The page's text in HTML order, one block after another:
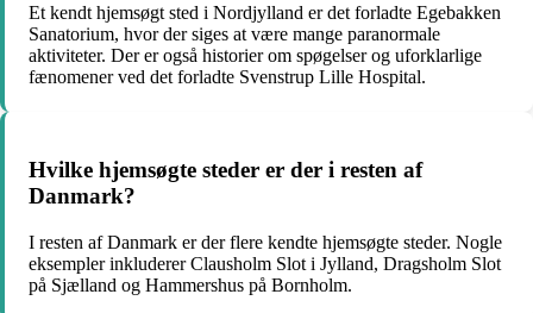
Et kendt hjemsøgt sted i Nordjylland er det forladte Egebakken
Sanatorium, hvor der siges at være mange paranormale
aktiviteter. Der er også historier om spøgelser og uforklarlige
fænomener ved det forladte Svenstrup Lille Hospital.
Hvilke hjemsøgte steder er der i resten af
Danmark?
I resten af Danmark er der flere kendte hjemsøgte steder. Nogle
eksempler inkluderer Clausholm Slot i Jylland, Dragsholm Slot
på Sjælland og Hammershus på Bornholm.